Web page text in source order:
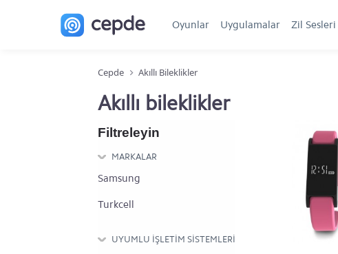
Oyunlar Uygulamalar Zil Sesleri
Cepde Akıllı Bileklikler
Akıllı bileklikler
MARKALAR
Samsung
Turkcell
UYUMLU IŞLETIM SISTEMLERI
Filtreleyin